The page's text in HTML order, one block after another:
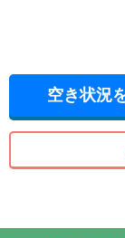
空き状況